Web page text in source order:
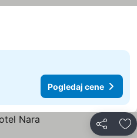
Pogledaj cene
Deli